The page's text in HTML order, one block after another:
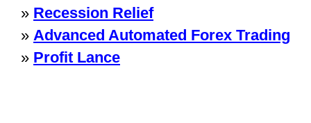
» Recession Relief
» Advanced Automated Forex Trading
» Profit Lance